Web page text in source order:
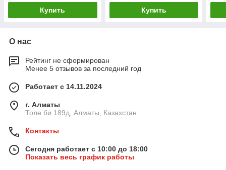
Купить Купить
О нас
Рейтинг не сформирован
Менее 5 отзывов за последний год
Работает с 14.11.2024
г. Алматы
Толе би 189д, Алматы, Казахстан
Контакты
Сегодня работает с 10:00 до 18:00
Показать весь график работы